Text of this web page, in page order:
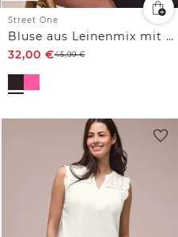
Street One
Bluse aus Leinenmix mit Rüschen
32,00 €45,99€